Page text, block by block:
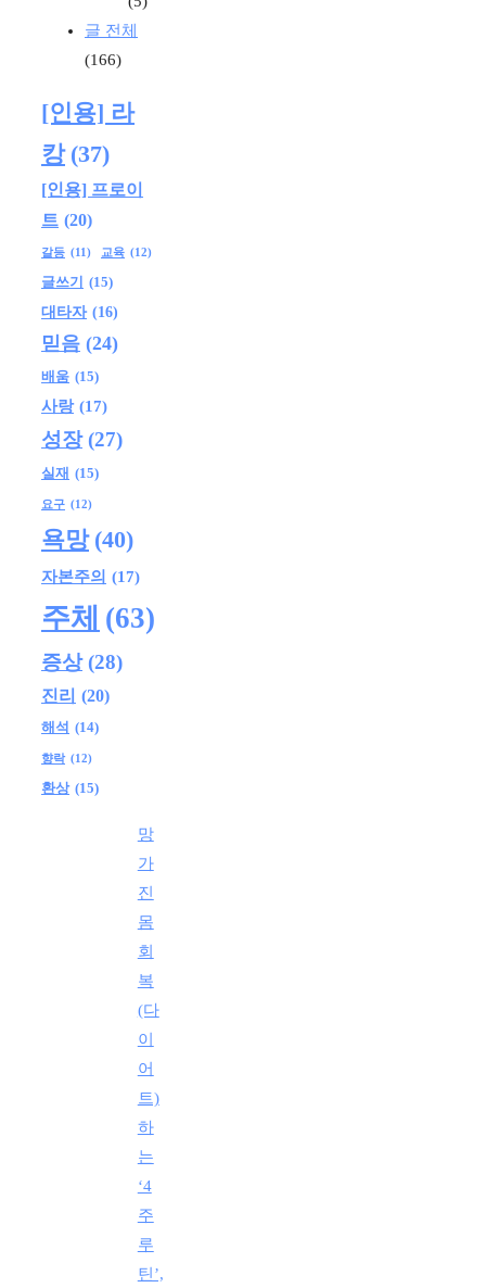
글 전체
(166)
[인용] 라
캉 (37)
[인용] 프로이
트 (20)
갈등 (11) 교육 (12)
글쓰기
(15)
대타자 (16)
믿음 (24)
배움 (15)
사랑 (17)
성장 (27)
실재 (15)
요구 (12)
욕망 (40)
자본주의 (17)
주체 (63)
증상 (28)
진리 (20)
해석 (14)
향락 (12)
환상 (15)
망
가
진
몸
회
복
(다
이
어
트)
하
는
‘4
주
루
틴’,